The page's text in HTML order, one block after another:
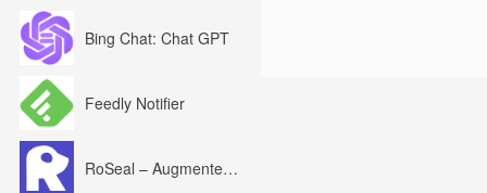
Bing Chat: Chat GPT
Feedly Notifier
RoSeal – Augmented Roblox Experience